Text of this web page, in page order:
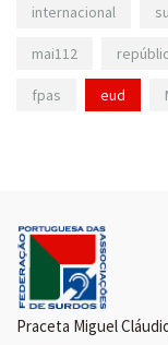
internacional
mai112
fpas eud
Praceta Miguel